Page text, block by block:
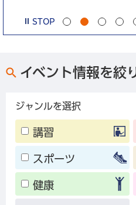
STOP
イベント情報を絞
ジャンルを選択
講習
スポーツ
健康